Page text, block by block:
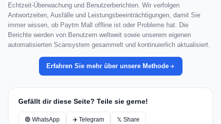
Echtzeit-Überwachung und Benutzerberichten. Wir verfolgen
Antwortzeiten, Ausfälle und Leistungsbeeinträchtigungen, damit Sie
immer wissen, ob Paytm Mall offline ist oder Probleme hat. Die
Berichte werden von Benutzern weltweit sowie unserem eigenen
automatisierten Scansystem gesammelt und kontinuierlich aktualisiert.
Erfahren Sie mehr über unsere Methode
Gefällt dir diese Seite? Teile sie gerne!
🟢 WhatsApp ✈️ Telegram 𝕏 Share